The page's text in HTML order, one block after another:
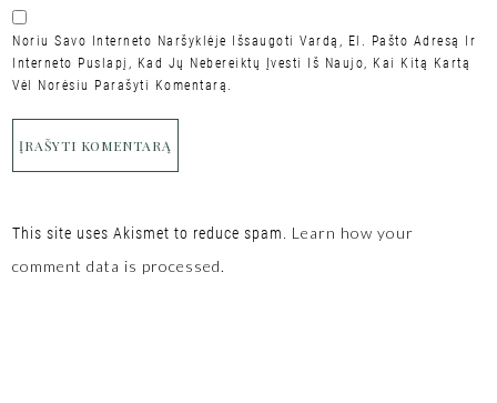
Noriu Savo Interneto Naršyklėje Išsaugoti Vardą, El. Pašto Adresą Ir
Interneto Puslapį, Kad Jų Nebereiktų Įvesti Iš Naujo, Kai Kitą Kartą
Vėl Norėsiu Parašyti Komentarą.
This site uses Akismet to reduce spam. Learn how your
comment data is processed.